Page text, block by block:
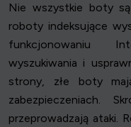
Nie wszystkie boty
roboty indeksujące
funkcjonowaniu
wyszukiwania i
strony, złe boty
zabezpieczeniach.
przeprowadzają ataki.